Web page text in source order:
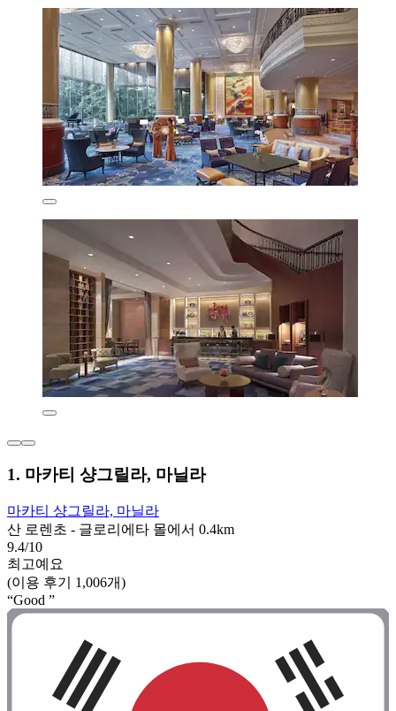
1. 마카티 샹그릴라, 마닐라
마카티 샹그릴라, 마닐라
산 로렌초 - 글로리에타 몰에서 0.4km
9.4/10
최고예요
(이용 후기 1,006개)
“Good ”